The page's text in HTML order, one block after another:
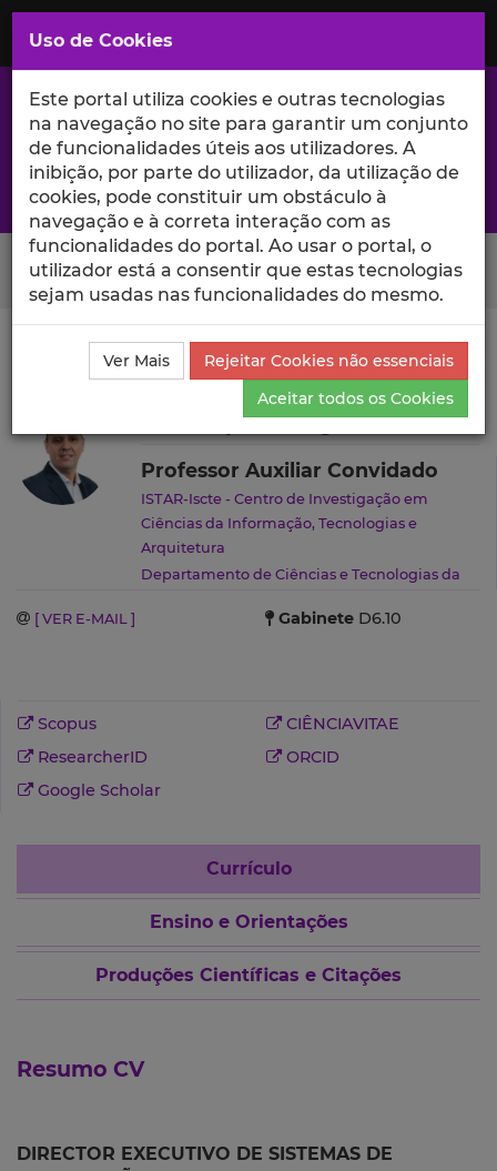
Saltar
para
Conteúdo
Principal
A excelência da investigação e ciência no Iscte
Search Button
Ciência_Iscte Autores
Luís Filipe Rodrigues
Currículo
Luís Filipe Rodrigues
Professor Auxiliar Convidado
ISTAR-Iscte - Centro de Investigação em
Ciências da Informação, Tecnologias e
Arquitetura
Departamento de Ciências e Tecnologias da
[ VER E-MAIL ]
Gabinete D6.10
Scopus
CIÊNCIAVITAE
ResearcherID
ORCID
Google Scholar
Currículo
Ensino e Orientações
Produções Científicas e Citações
Resumo CV
DIRECTOR EXECUTIVO DE SISTEMAS DE
Uso de Cookies
Este portal utiliza cookies e outras tecnologias
na navegação no site para garantir um conjunto
de funcionalidades úteis aos utilizadores. A
inibição, por parte do utilizador, da utilização de
cookies, pode constituir um obstáculo à
navegação e à correta interação com as
funcionalidades do portal. Ao usar o portal, o
utilizador está a consentir que estas tecnologias
sejam usadas nas funcionalidades do mesmo.
Ver Mais
Rejeitar Cookies não essenciais
Aceitar todos os Cookies